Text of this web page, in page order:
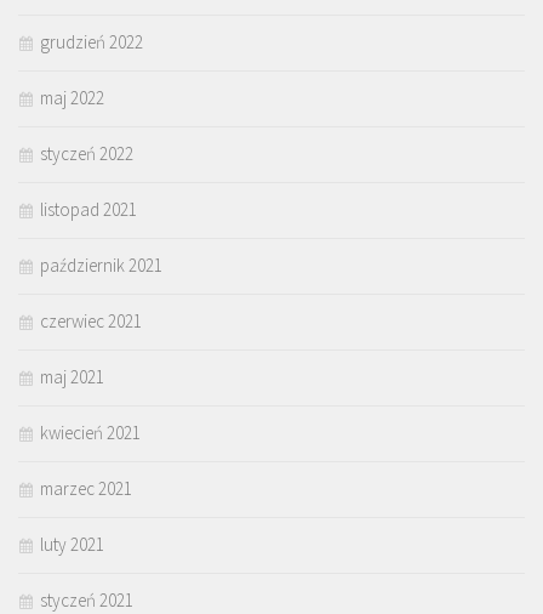
grudzień 2022
maj 2022
styczeń 2022
listopad 2021
październik 2021
czerwiec 2021
maj 2021
kwiecień 2021
marzec 2021
luty 2021
styczeń 2021